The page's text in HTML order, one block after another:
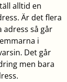
alltid en
Är det flera
så går
i
Det går
men bara